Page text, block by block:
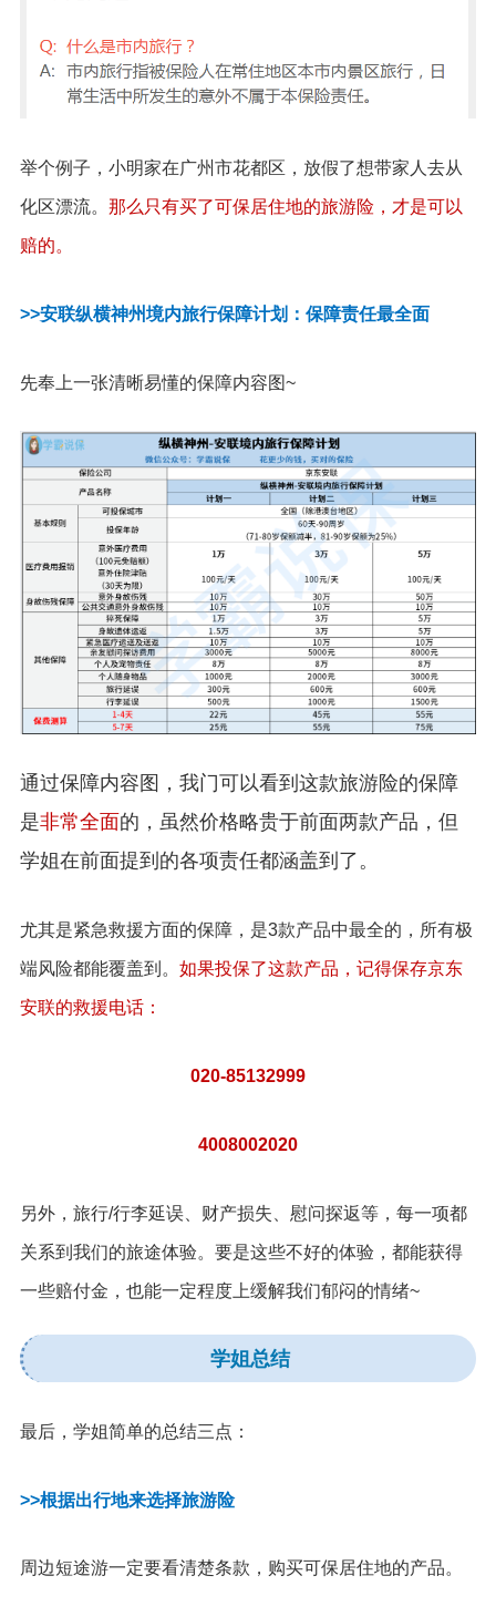
举个例子，小明家在广州市花都区，放假了想带家人去从
化区漂流。 那么只有买了可保居住地的旅游险，才是可以
赔的。
>>安联纵横神州境内旅行保障计划：保障责任最全面
先奉上一张清晰易懂的保障内容图~
通过保障内容图，我门可以看到这款旅游险的保障
是非常全面的，虽然价格略贵于前面两款产品，但
学姐在前面提到的各项责任都涵盖到了。
尤其是紧急救援方面的保障，是3款产品中最全的，所有极
端风险都能覆盖到。 如果投保了这款产品，记得保存京东
安联的救援电话：
020-85132999
4008002020
另外，旅行/行李延误、财产损失、慰问探返等，每一项都
关系到我们的旅途体验。要是这些不好的体验，都能获得
一些赔付金，也能一定程度上缓解我们郁闷的情绪~
学姐总结
最后，学姐简单的总结三点：
>>根据出行地来选择旅游险
周边短途游一定要看清楚条款，购买可保居住地的产品。